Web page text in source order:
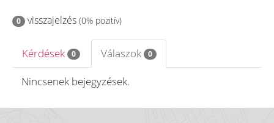
0 visszajelzés (0% pozitív)
Kérdések 0 Válaszok 0
Nincsenek bejegyzések.